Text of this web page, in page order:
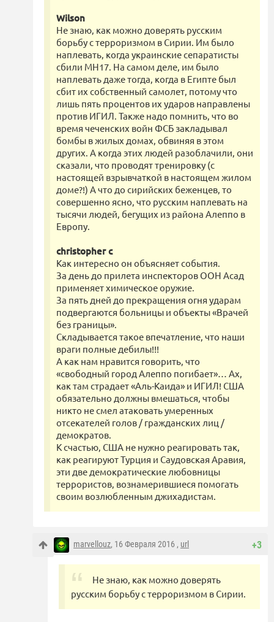
Wilson
Не знаю, как можно доверять русским
борьбу с терроризмом в Сирии. Им было
наплевать, когда украинские сепаратисты
сбили МН17. На самом деле, им было
наплевать даже тогда, когда в Египте был
сбит их собственный самолет, потому что
лишь пять процентов их ударов направлены
против ИГИЛ. Также надо помнить, что во
время чеченских войн ФСБ закладывал
бомбы в жилых домах, обвиняя в этом
других. А когда этих людей разоблачили, они
сказали, что проводят тренировку (с
настоящей взрывчаткой в настоящем жилом
доме?!) А что до сирийских беженцев, то
совершенно ясно, что русским наплевать на
тысячи людей, бегущих из района Алеппо в
Европу.
christopher c
Как интересно он объясняет события.
За день до прилета инспекторов ООН Асад
применяет химическое оружие.
За пять дней до прекращения огня ударам
подвергаются больницы и объекты «Врачей
без границы».
Складывается такое впечатление, что наши
враги полные дебилы!!!
А как нам нравится говорить, что
«свободный город Алеппо погибает»… Ах,
как там страдает «Аль-Каида» и ИГИЛ! США
обязательно должны вмешаться, чтобы
никто не смел атаковать умеренных
отсекателей голов / гражданских лиц /
демократов.
К счастью, США не нужно реагировать так,
как реагируют Турция и Саудовская Аравия,
эти две демократические любовницы
террористов, вознамерившиеся помогать
своим возлюбленным джихадистам.
+3
marvellouz, 16 Февраля 2016 , url
Не знаю, как можно доверять
русским борьбу с терроризмом в Сирии.